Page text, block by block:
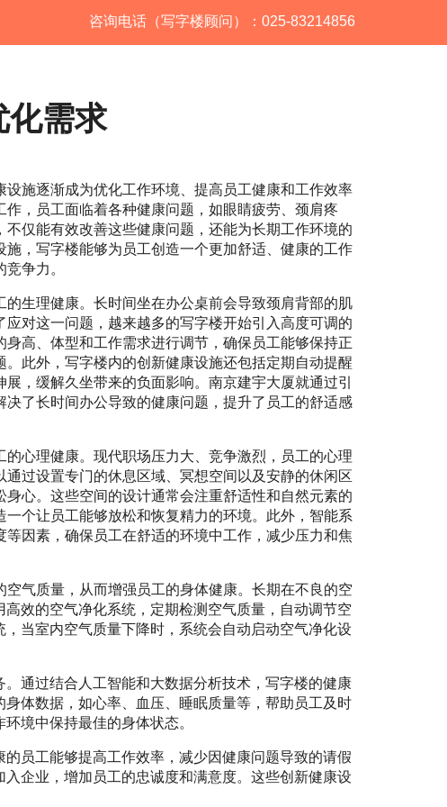
咨询电话（写字楼顾问）：025-83214856
化需求
施逐渐成为优化工作环境、提高员工健康和工作效率
，员工面临着各种健康问题，如眼睛疲劳、颈肩疼
仅能有效改善这些健康问题，还能为长期工作环境的
，写字楼能够为员工创造一个更加舒适、健康的工作
争力。
生理健康。长时间坐在办公桌前会导致颈肩背部的肌
对这一问题，越来越多的写字楼开始引入高度可调的
高、体型和工作需求进行调节，确保员工能够保持正
此外，写字楼内的创新健康设施还包括定期自动提醒
，缓解久坐带来的负面影响。南京建宇大厦就通过引
决了长时间办公导致的健康问题，提升了员工的舒适感
心理健康。现代职场压力大、竞争激烈，员工的心理
过设置专门的休息区域、冥想空间以及安静的休闲区
心。这些空间的设计通常会注重舒适性和自然元素的
个让员工能够放松和恢复精力的环境。此外，智能系
因素，确保员工在舒适的环境中工作，减少压力和焦
气质量，从而增强员工的身体健康。长期在不良的空
效的空气净化系统，定期检测空气质量，自动调节空
当室内空气质量下降时，系统会自动启动空气净化设
通过结合人工智能和大数据分析技术，写字楼的健康
体数据，如心率、血压、睡眠质量等，帮助员工及时
境中保持最佳的身体状态。
员工能够提高工作效率，减少因健康问题导致的请假
企业，增加员工的忠诚度和满意度。这些创新健康设